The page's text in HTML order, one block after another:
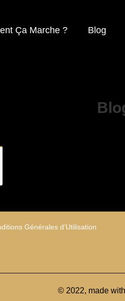
Ça Marche ? Blog
Générales d’Utilisation
© 2022, made